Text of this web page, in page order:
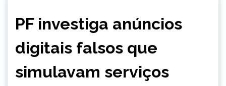
NOTÍCIAS
PF investiga anúncios
digitais falsos que
simulavam serviços